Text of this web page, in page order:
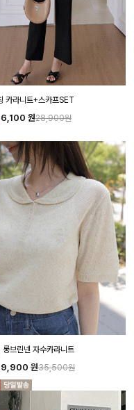
카라니트+스카프SET
원28,900원
브린넨 자수카라니트
원35,500원